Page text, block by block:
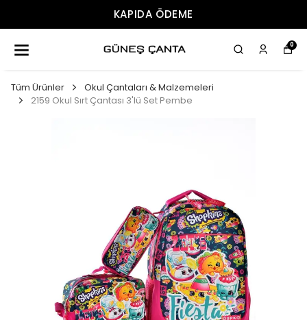
KAPIDA ÖDEME
0
Tüm Ürünler
Okul Çantaları & Malzemeleri
2159 Okul Sırt Çantası 3'lü Set Pembe